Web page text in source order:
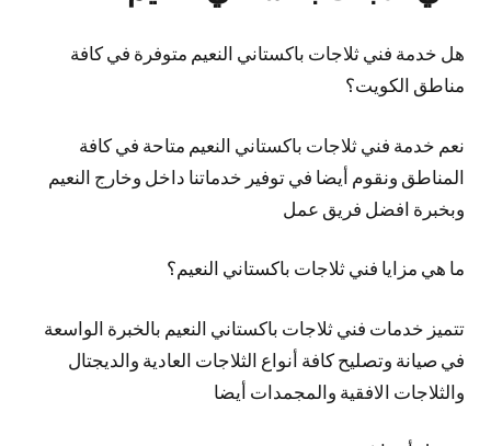
هل خدمة فني ثلاجات باكستاني النعيم متوفرة في كافة
مناطق الكويت؟
نعم خدمة فني ثلاجات باكستاني النعيم متاحة في كافة
المناطق ونقوم أيضا في توفير خدماتنا داخل وخارج النعيم
وبخبرة افضل فريق عمل
ما هي مزايا فني ثلاجات باكستاني النعيم؟
تتميز خدمات فني ثلاجات باكستاني النعيم بالخبرة الواسعة
في صيانة وتصليح كافة أنواع الثلاجات العادية والديجتال
والثلاجات الافقية والمجمدات أيضا